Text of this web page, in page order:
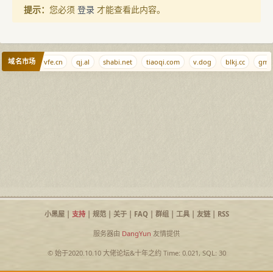
提示： 您必须 登录 才能查看此内容。
域名市场
whois.tl vfe.cn qj.al shabi.net tiaoqi.com v.dog blkj.cc
小黑屋| 支持| 规范| 关于| FAQ| 群组| 工具| 友链| RSS
服务器由 DangYun 友情提供
© 始于2020.10.10 大佬论坛&十年之约Time: 0.021, SQL: 30